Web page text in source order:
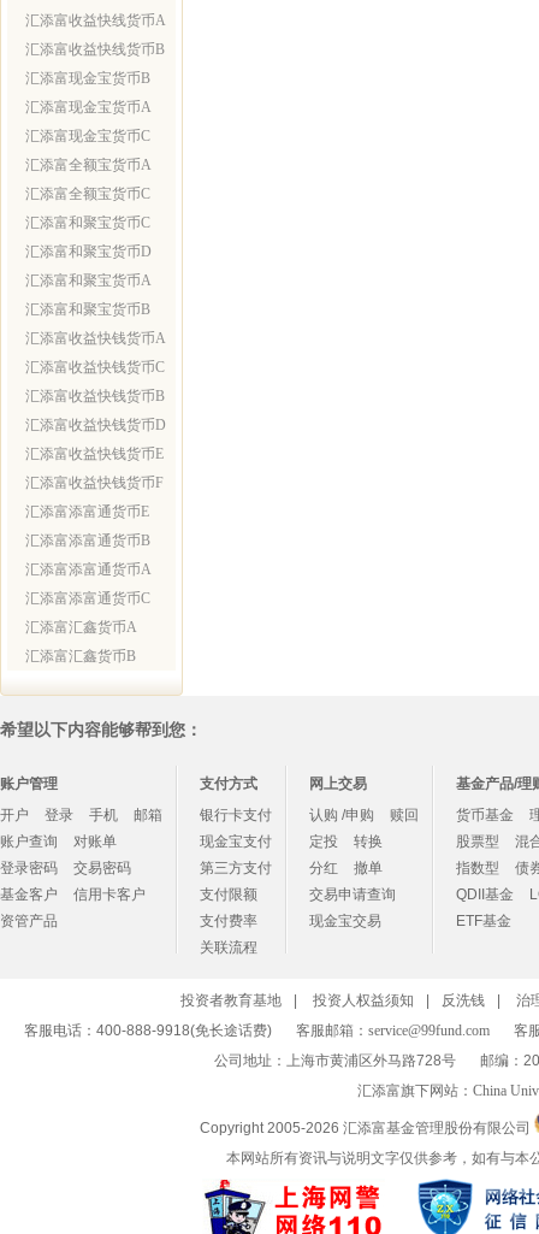
汇添富收益快线货币A
汇添富收益快线货币B
汇添富现金宝货币B
汇添富现金宝货币A
汇添富现金宝货币C
汇添富全额宝货币A
汇添富全额宝货币C
汇添富和聚宝货币C
汇添富和聚宝货币D
汇添富和聚宝货币A
汇添富和聚宝货币B
汇添富收益快钱货币A
汇添富收益快钱货币C
汇添富收益快钱货币B
汇添富收益快钱货币D
汇添富收益快钱货币E
汇添富收益快钱货币F
汇添富添富通货币E
汇添富添富通货币B
汇添富添富通货币A
汇添富添富通货币C
汇添富汇鑫货币A
汇添富汇鑫货币B
希望以下内容能够帮到您：
账户管理
开户
登录 手机
邮箱
账户查询
对账单
登录密码
交易密码
基金客户
信用卡客户
资管产品
支付方式
银行卡支付
现金宝支付
第三方支付
支付限额
支付费率
关联流程
网上交易
认购 /申购
赎回
定投
转换
分红
撤单
交易申请查询
现金宝交易
基金产品/理
货币基金
股票型
混
指数型
债
QDII基金
ETF基金
投资者教育基地 投资人权益须知 反洗钱
治
客服电话：400-888-9918(免长途话费)
客服邮箱： service@99fund.com
客
公司地址：上海市黄浦区外马路728号
邮编：
汇添富旗下网站： China
Copyright 2005-2026 汇添富基金管理股份有限公司
本网站所有资讯与说明文字仅供参考，如有与本